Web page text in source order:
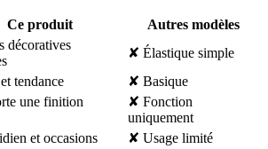
Ce produit
Autres modèles
décoratives
✘ Élastique simple
tendance
✘ Basique
une finition
✘ Fonction
uniquement
et occasions
✘ Usage limité